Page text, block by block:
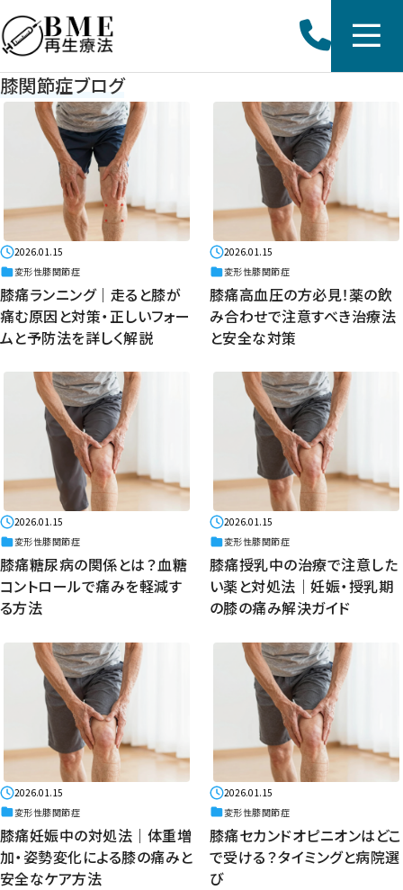
膝関節症ブログ
2026.01.15
変形性膝関節症
膝痛ランニング｜走ると膝が
痛む原因と対策・正しいフォー
ムと予防法を詳しく解説
2026.01.15
変形性膝関節症
膝痛高血圧の方必見！薬の飲
み合わせで注意すべき治療法
と安全な対策
2026.01.15
変形性膝関節症
膝痛糖尿病の関係とは？血糖
コントロールで痛みを軽減す
る方法
2026.01.15
変形性膝関節症
膝痛授乳中の治療で注意した
い薬と対処法｜妊娠・授乳期
の膝の痛み解決ガイド
2026.01.15
変形性膝関節症
膝痛妊娠中の対処法｜体重増
加・姿勢変化による膝の痛みと
安全なケア方法
2026.01.15
変形性膝関節症
膝痛セカンドオピニオンはどこ
で受ける？タイミングと病院選
び